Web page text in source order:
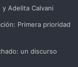
Adelita Calvani
Primera prioridad
un discurso